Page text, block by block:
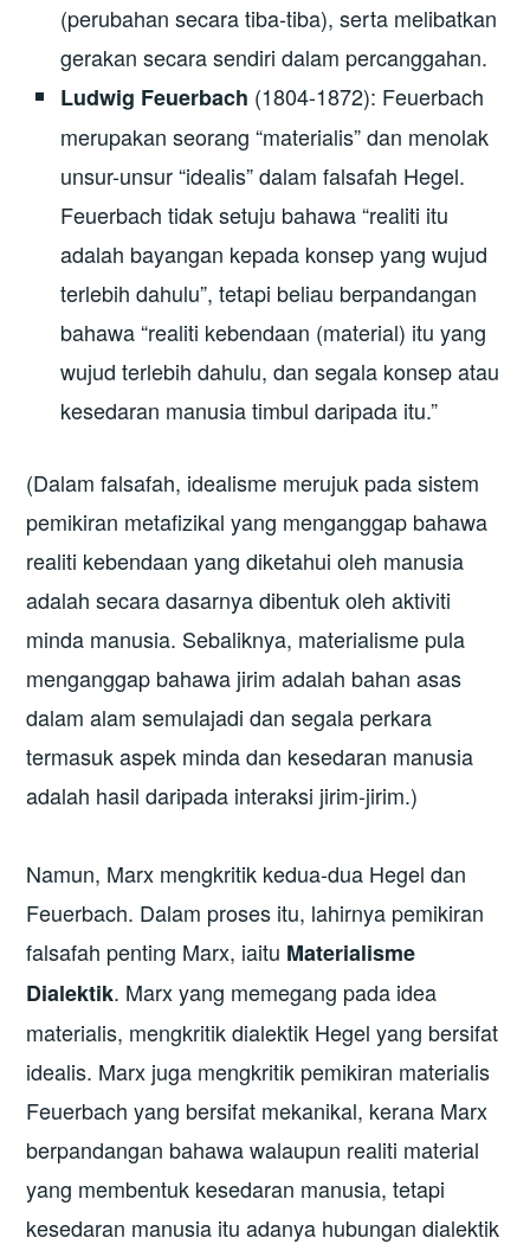
(perubahan secara tiba-tiba), serta melibatkan
gerakan secara sendiri dalam percanggahan.
Ludwig Feuerbach (1804-1872): Feuerbach
merupakan seorang “materialis” dan menolak
unsur-unsur “idealis” dalam falsafah Hegel.
Feuerbach tidak setuju bahawa “realiti itu
adalah bayangan kepada konsep yang wujud
terlebih dahulu”, tetapi beliau berpandangan
bahawa “realiti kebendaan (material) itu yang
wujud terlebih dahulu, dan segala konsep atau
kesedaran manusia timbul daripada itu.”
(Dalam falsafah, idealisme merujuk pada sistem
pemikiran metafizikal yang menganggap bahawa
realiti kebendaan yang diketahui oleh manusia
adalah secara dasarnya dibentuk oleh aktiviti
minda manusia. Sebaliknya, materialisme pula
menganggap bahawa jirim adalah bahan asas
dalam alam semulajadi dan segala perkara
termasuk aspek minda dan kesedaran manusia
adalah hasil daripada interaksi jirim-jirim.)
Namun, Marx mengkritik kedua-dua Hegel dan
Feuerbach. Dalam proses itu, lahirnya pemikiran
falsafah penting Marx, iaitu Materialisme
Dialektik. Marx yang memegang pada idea
materialis, mengkritik dialektik Hegel yang bersifat
idealis. Marx juga mengkritik pemikiran materialis
Feuerbach yang bersifat mekanikal, kerana Marx
berpandangan bahawa walaupun realiti material
yang membentuk kesedaran manusia, tetapi
kesedaran manusia itu adanya hubungan dialektik